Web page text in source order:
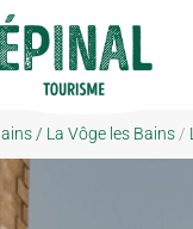
/ La Vôge les Bains /